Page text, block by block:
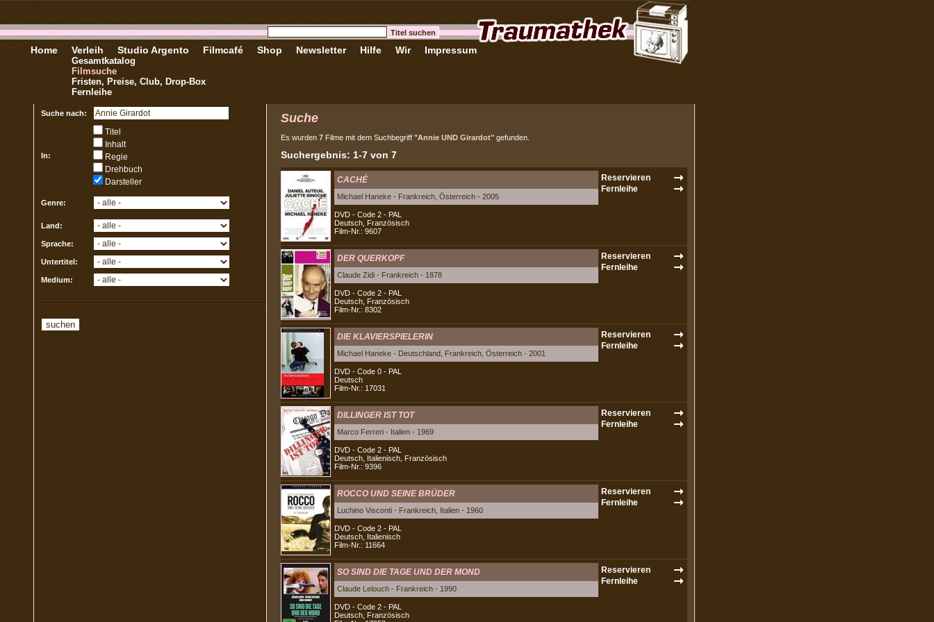
Home Verleih
Gesamtkatalog
Filmsuche
Fristen, Preise, Club, Drop-Box
Fernleihe
Studio Argento Filmcafé Shop Newsletter Hilfe Wir Impressum
Suche nach:
In:
Titel
Inhalt
Regie
Drehbuch
Darsteller
Genre:
Land:
Sprache:
Untertitel:
Medium:
Suche
Es wurden 7 Filme mit dem Suchbegriff "Annie UND Girardot" gefunden.
Suchergebnis: 1-7 von 7
CACHÉ
Michael Haneke - Frankreich, Österreich - 2005
DVD - Code 2 - PAL
Deutsch, Französisch
Film-Nr.: 9607
DER QUERKOPF
Claude Zidi - Frankreich - 1878
DVD - Code 2 - PAL
Deutsch, Französisch
Film-Nr.: 8302
DIE KLAVIERSPIELERIN
Michael Haneke - Deutschland, Frankreich, Österreich - 2001
DVD - Code 0 - PAL
Deutsch
Film-Nr.: 17031
DILLINGER IST TOT
Marco Ferreri - Italien - 1969
DVD - Code 2 - PAL
Deutsch, Italienisch, Französisch
Film-Nr.: 9396
ROCCO UND SEINE BRÜDER
Luchino Visconti - Frankreich, Italien - 1960
DVD - Code 2 - PAL
Deutsch, Italienisch
Film-Nr.: 11664
SO SIND DIE TAGE UND DER MOND
Claude Lelouch - Frankreich - 1990
DVD - Code 2 - PAL
Deutsch, Französisch